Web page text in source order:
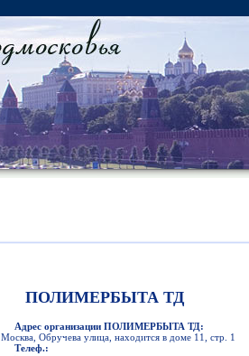
ПОЛИМЕРБЫТА ТД
Адрес организации ПОЛИМЕРБЫТА ТД:
Москва, Обручева улица, находится в доме 11, стр. 1
Телеф.: